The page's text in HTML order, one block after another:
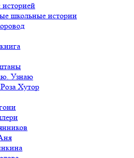
школьные истории
Узнаю
Хутор